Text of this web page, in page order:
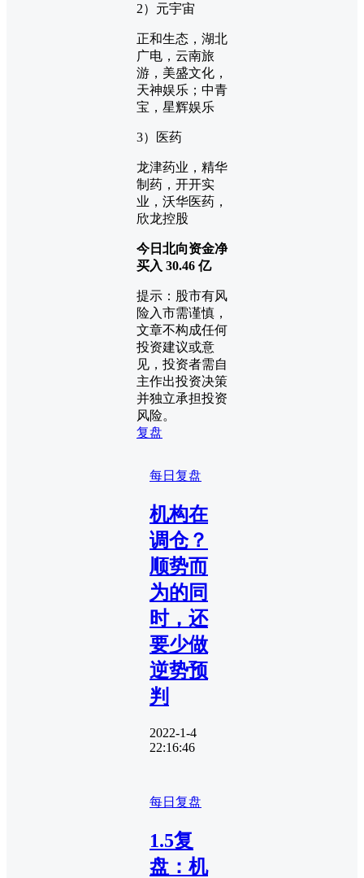
2）元宇宙
正和生态，湖北
广电，云南旅
游，美盛文化，
天神娱乐；中青
宝，星辉娱乐
3）医药
龙津药业，精华
制药，开开实
业，沃华医药，
欣龙控股
今日北向资金净
买入 30.46 亿
提示：股市有风
险入市需谨慎，
文章不构成任何
投资建议或意
见，投资者需自
主作出投资决策
并独立承担投资
风险。
复盘
每日复盘
机构在
调仓？
顺势而
为的同
时，还
要少做
逆势预
判
2022-1-4
22:16:46
每日复盘
1.5复
盘：机